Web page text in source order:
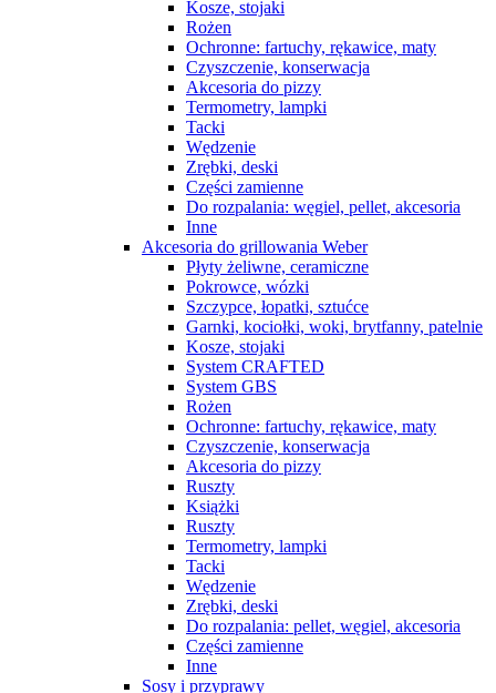
Kosze, stojaki
Rożen
Ochronne: fartuchy, rękawice, maty
Czyszczenie, konserwacja
Akcesoria do pizzy
Termometry, lampki
Tacki
Wędzenie
Zrębki, deski
Części zamienne
Do rozpalania: węgiel, pellet, akcesoria
Inne
Akcesoria do grillowania Weber
Płyty żeliwne, ceramiczne
Pokrowce, wózki
Szczypce, łopatki, sztućce
Garnki, kociołki, woki, brytfanny, patelnie
Kosze, stojaki
System CRAFTED
System GBS
Rożen
Ochronne: fartuchy, rękawice, maty
Czyszczenie, konserwacja
Akcesoria do pizzy
Ruszty
Książki
Ruszty
Termometry, lampki
Tacki
Wędzenie
Zrębki, deski
Do rozpalania: pellet, węgiel, akcesoria
Części zamienne
Inne
Sosy i przyprawy